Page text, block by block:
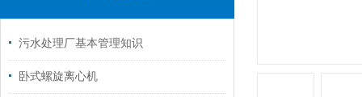
污水处理厂基本管理知识
卧式螺旋离心机